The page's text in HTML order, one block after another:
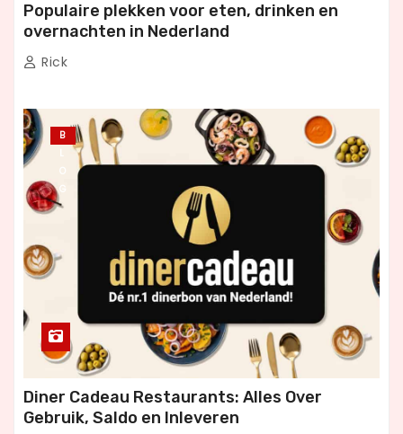
Populaire plekken voor eten, drinken en
overnachten in Nederland
Rick
B
L
O
G
Diner Cadeau Restaurants: Alles Over
Gebruik, Saldo en Inleveren